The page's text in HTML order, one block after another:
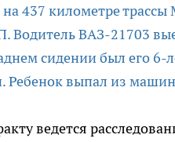
на 437 километре
Водитель ВАЗ-21703
сидении был его
Ребенок выпал из
ведется